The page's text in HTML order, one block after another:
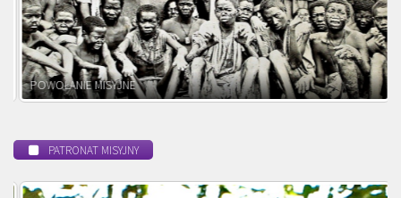
POWOŁANIE MISYJNE
PATRONAT MISYJNY